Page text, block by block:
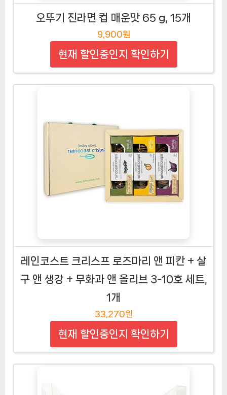
오뚜기 진라면 컵 매운맛 65 g, 15개
9,900원
현재 할인중인지 확인하기
레인코스트 크리스프 로즈마리 앤 피칸 + 살
구 앤 생강 + 무화과 앤 올리브 3-10호 세트,
1개
33,270원
현재 할인중인지 확인하기